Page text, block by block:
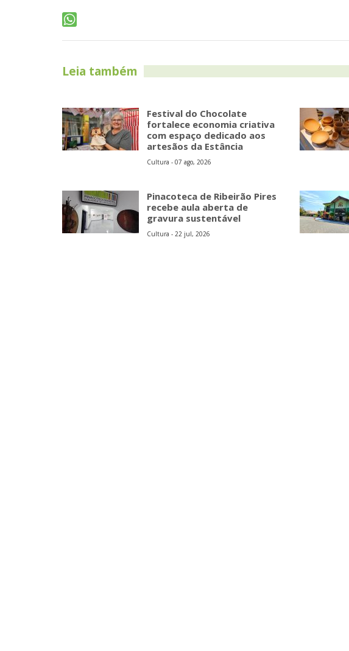
Leia também
Festival do Chocolate
fortalece economia criativa
com espaço dedicado aos
artesãos da Estância
Cultura - 07 ago, 2026
Pinacoteca de Ribeirão Pires
recebe aula aberta de
gravura sustentável
Cultura - 22 jul, 2026